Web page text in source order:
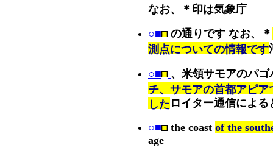
なお、＊印は気象庁
○■ の通りです なお、＊
測点についての情報です
○■ 、米領サモアのパゴ
チ、サモアの首都アピ
した ロイター通信による
○■
the coast of the
age